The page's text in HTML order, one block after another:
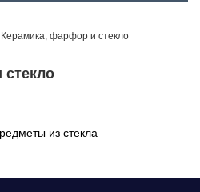
фарфор и стекло
из стекла